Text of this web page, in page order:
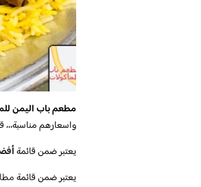
مطعم باب اليمن
واسعارهم
يعتبر ضمن قائمة
يعتبر ضمن قائمة